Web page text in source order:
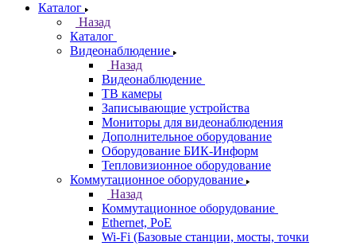
Каталог
Назад
Каталог
Видеонаблюдение
Назад
Видеонаблюдение
ТВ камеры
Записывающие устройства
Мониторы для видеонаблюдения
Дополнительное оборудование
Оборудование БИК-Информ
Тепловизионное оборудование
Коммутационное оборудование
Назад
Коммутационное оборудование
Ethernet, PoE
Wi-Fi (Базовые станции, мосты, точки